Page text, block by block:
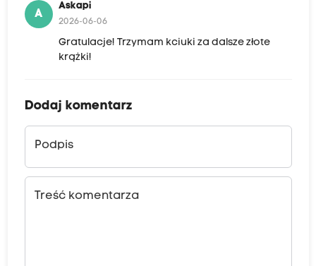
A
Askapi
2026-06-06
Gratulacje! Trzymam kciuki za dalsze złote
krążki!
Dodaj komentarz
Podpis
Treść komentarza